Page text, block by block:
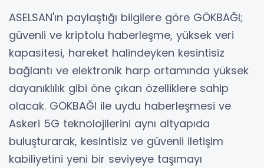
ASELSAN'ın paylaştığı bilgilere göre GÖKBAĞI;
güvenli ve kriptolu haberleşme, yüksek veri
kapasitesi, hareket halindeyken kesintisiz
bağlantı ve elektronik harp ortamında yüksek
dayanıklılık gibi öne çıkan özelliklere sahip
olacak. GÖKBAĞI ile uydu haberleşmesi ve
Askeri 5G teknolojilerini aynı altyapıda
buluşturarak, kesintisiz ve güvenli iletişim
kabiliyetini yeni bir seviyeye taşımayı